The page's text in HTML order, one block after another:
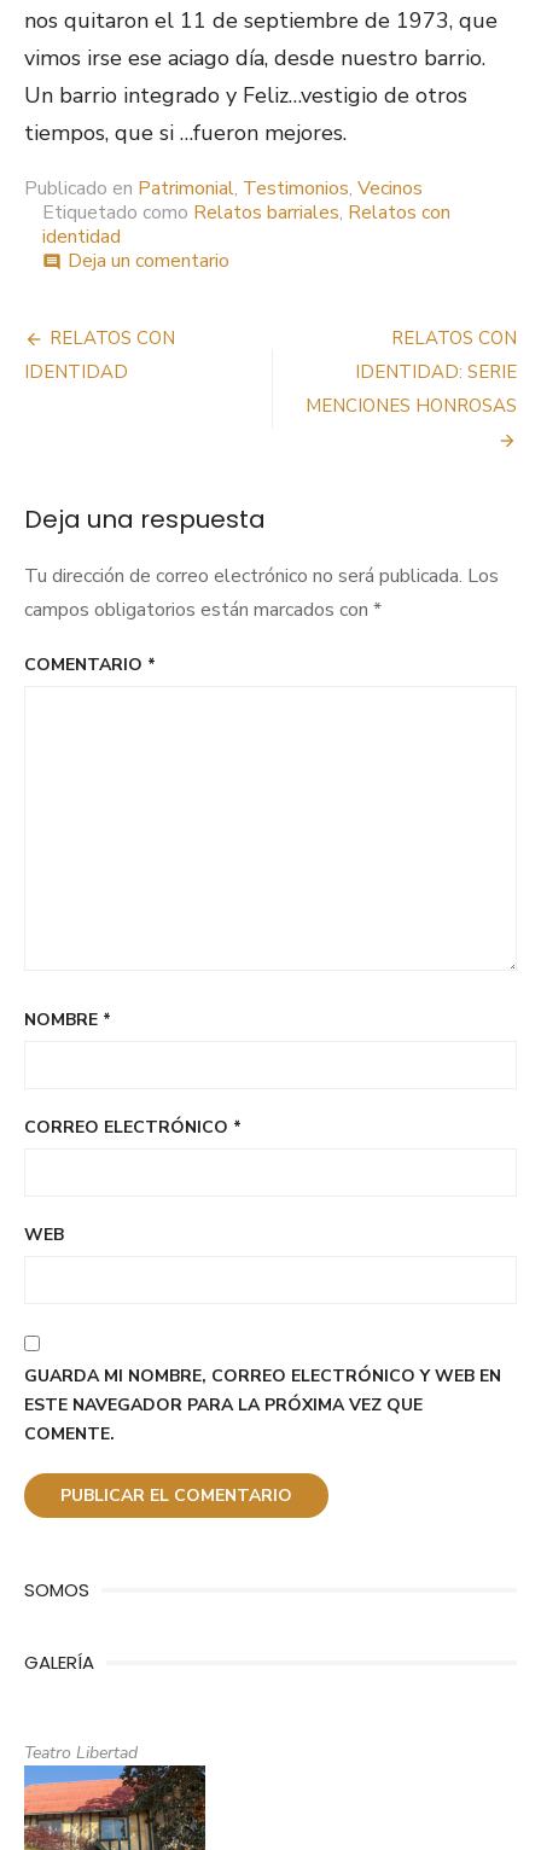
nos quitaron el 11 de septiembre de 1973, que
vimos irse ese aciago día, desde nuestro barrio.
Un barrio integrado y Feliz…vestigio de otros
tiempos, que si …fueron mejores.
Publicado en Patrimonial, Testimonios, Vecinos
Etiquetado como Relatos barriales, Relatos con
identidad
comment Deja un comentario
Navegación
de
RELATOS CON
IDENTIDAD
RELATOS CON
IDENTIDAD: SERIE
MENCIONES HONROSAS
Deja una respuesta
Tu dirección de correo electrónico no será publicada. Los
campos obligatorios están marcados con *
COMENTARIO *
NOMBRE *
CORREO ELECTRÓNICO *
WEB
GUARDA MI NOMBRE, CORREO ELECTRÓNICO Y WEB EN
ESTE NAVEGADOR PARA LA PRÓXIMA VEZ QUE
COMENTE.
SOMOS
GALERÍA
Teatro Libertad